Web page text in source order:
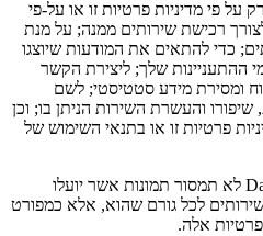
פי מדיניות פרטיות זו או על-פי
רכישת שירותים ממנה; על מנת
כדי להתאים את המודעות שיוצגו
ההתעניינות שלך; ליצירת הקשר
ומסירת מידע סטטיסטי; לשם
שיפורו והעשרת השירות הניתן בו; וכן
פרטיות זו או בתנאי השימוש של
למען הסר ספק מובהר כי Dafkesher לא תמסור תמונות אשר יועלו
לכל גורם שהוא, אלא כמפורט
אלה.